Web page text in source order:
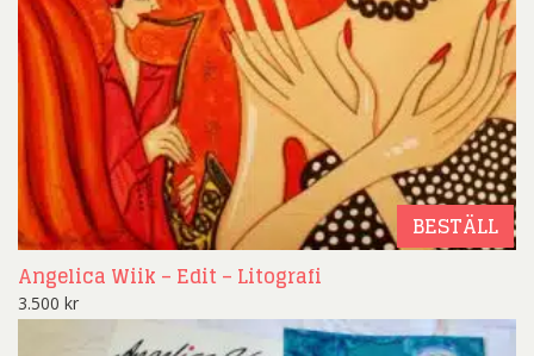
BESTÄLL
Angelica Wiik – Edit – Litografi
3.500 kr